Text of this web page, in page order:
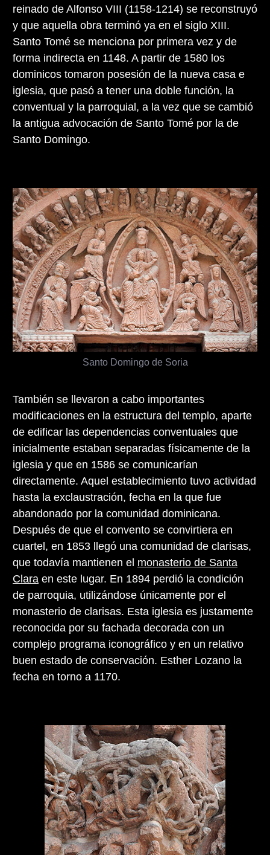
reinado de Alfonso VIII (1158-1214) se reconstruyó
y que aquella obra terminó ya en el siglo XIII.
Santo Tomé se menciona por primera vez y de
forma indirecta en 1148. A partir de 1580 los
dominicos tomaron posesión de la nueva casa e
iglesia, que pasó a tener una doble función, la
conventual y la parroquial, a la vez que se cambió
la antigua advocación de Santo Tomé por la de
Santo Domingo.
También se llevaron a cabo importantes
modificaciones en la estructura del templo, aparte
de edificar las dependencias conventuales que
inicialmente estaban separadas físicamente de la
iglesia y que en 1586 se comunicarían
directamente. Aquel establecimiento tuvo actividad
hasta la exclaustración, fecha en la que fue
abandonado por la comunidad dominicana.
Después de que el convento se convirtiera en
cuartel, en 1853 llegó una comunidad de clarisas,
que todavía mantienen el monasterio de Santa
Clara en este lugar. En 1894 perdió la condición
de parroquia, utilizándose únicamente por el
monasterio de clarisas. Esta iglesia es justamente
reconocida por su fachada decorada con un
complejo programa iconográfico y en un relativo
buen estado de conservación. Esther Lozano la
fecha en torno a 1170.
Santo Domingo de Soria